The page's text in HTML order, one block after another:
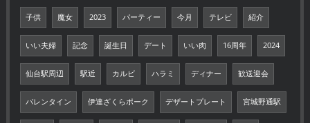
子供 魔女 2023 パーティー 今月 テレビ 紹介
いい夫婦 記念 誕生日 デート いい肉 16周年 2024
仙台駅周辺 駅近 カルビ ハラミ ディナー 歓送迎会
バレンタイン 伊達ざくらポーク デザートプレート 宮城野通駅